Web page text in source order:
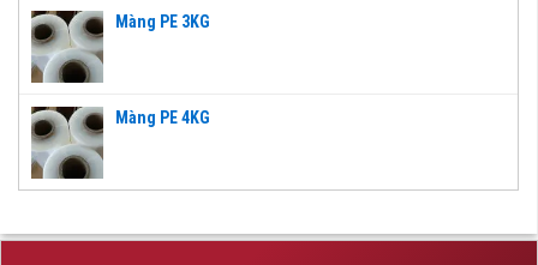
Màng PE 3KG
Màng PE 4KG